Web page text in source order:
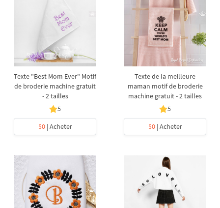
Texte "Best Mom Ever" Motif
de broderie machine gratuit
- 2 tailles
5
$0| Acheter
Texte de la meilleure
maman motif de broderie
machine gratuit - 2 tailles
5
$0| Acheter